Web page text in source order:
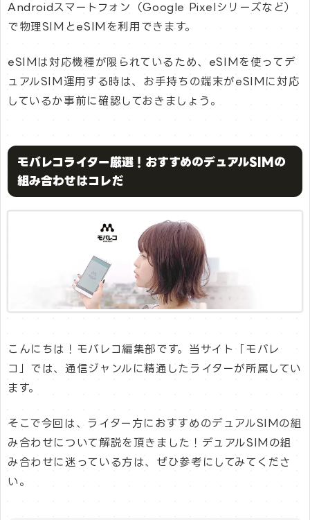
Androidスマートフォン（Google Pixelシリーズなど）
で物理SIMとeSIMを利用できます。
eSIMは対応機種が限られているため、eSIMを使ってデ
ュアルSIM運用する時は、お手持ちの端末がeSIMに対応
しているか事前に確認しておきましょう。
モバレコライター厳選！おすすめのデュアルSIMの
組み合わせはコレだ
こんにちは！モバレコ編集部です。当サイト「モバレ
コ」では、通信ジャンルに精通したライターが所属してい
ます。
そこで今回は、ライター方におすすめのデュアルSIMの組
み合わせについて解説を頂きました！デュアルSIMの組
み合わせに迷っている方は、ぜひ参考にしてみてくださ
い。